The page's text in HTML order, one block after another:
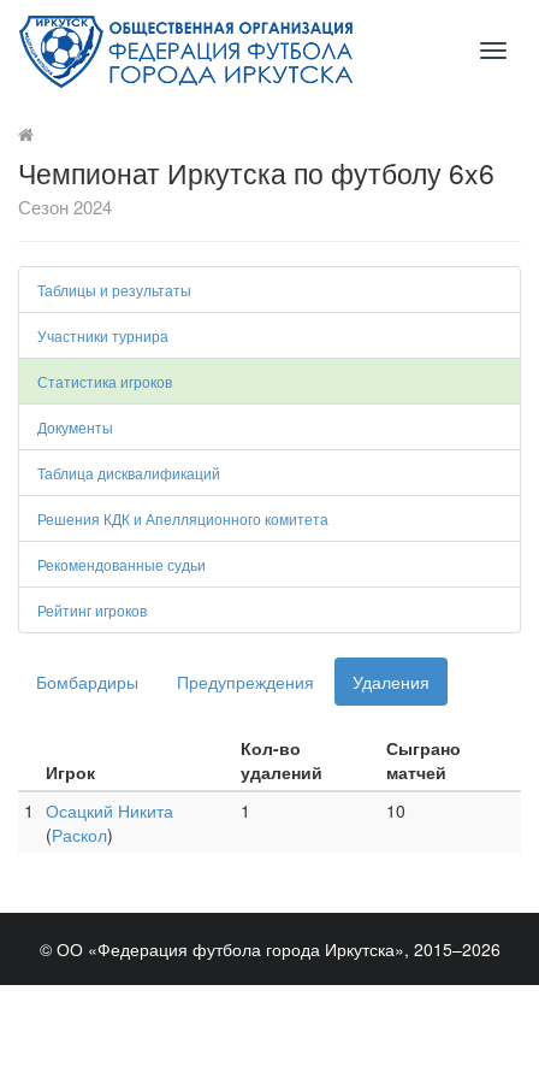
Чемпионат Иркутска по футболу 6x6
Сезон 2024
Таблицы и результаты
Участники турнира
Статистика игроков
Документы
Таблица дисквалификаций
Решения КДК и Апелляционного комитета
Рекомендованные судьи
Рейтинг игроков
Бомбардиры Предупреждения Удаления
Игрок
Кол-во
удалений
Сыграно
матчей
1
Осацкий Никита
(Раскол)
1 10
© ОО «Федерация футбола города Иркутска», 2015–2026